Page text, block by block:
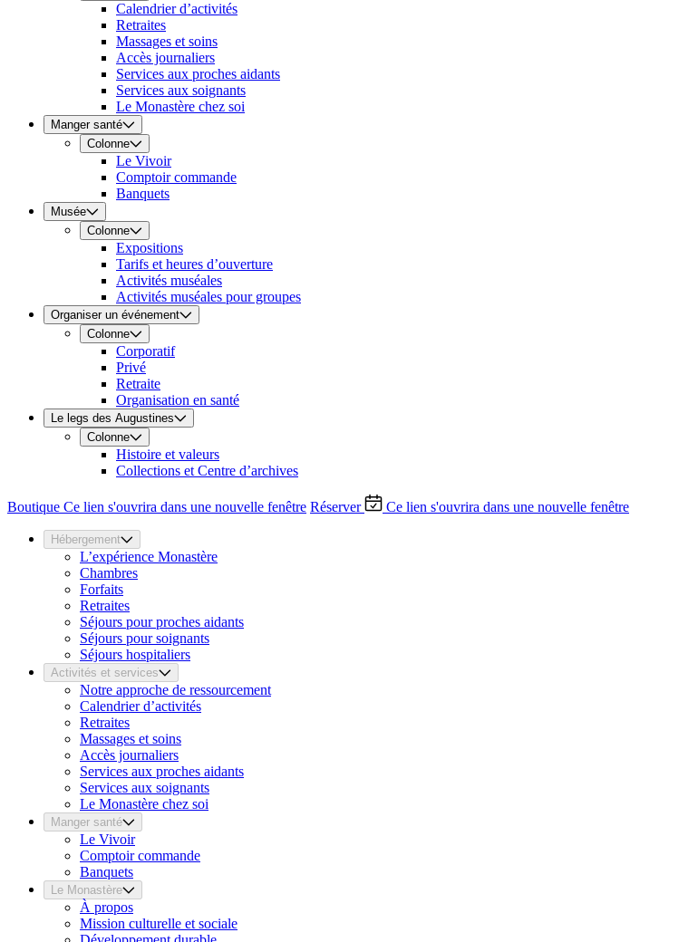
Calendrier d’activités
Retraites
Massages et soins
Accès journaliers
Services aux proches aidants
Services aux soignants
Le Monastère chez soi
Manger santé
Colonne
Le Vivoir
Comptoir commande
Banquets
Musée
Colonne
Expositions
Tarifs et heures d’ouverture
Activités muséales
Activités muséales pour groupes
Organiser un événement
Colonne
Corporatif
Privé
Retraite
Organisation en santé
Le legs des Augustines
Colonne
Histoire et valeurs
Collections et Centre d’archives
Boutique Ce lien s'ouvrira dans une nouvelle fenêtre Réserver Ce lien s'ouvrira dans une nouvelle fenêtre
Hébergement
L’expérience Monastère
Chambres
Forfaits
Retraites
Séjours pour proches aidants
Séjours pour soignants
Séjours hospitaliers
Activités et services
Notre approche de ressourcement
Calendrier d’activités
Retraites
Massages et soins
Accès journaliers
Services aux proches aidants
Services aux soignants
Le Monastère chez soi
Manger santé
Le Vivoir
Comptoir commande
Banquets
Le Monastère
À propos
Mission culturelle et sociale